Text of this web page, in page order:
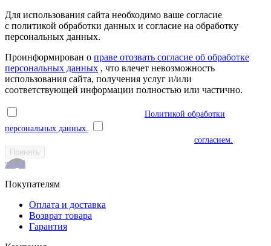
Для использования сайта необходимо ваше согласие
с политикой обработки данных и согласие на обработку
персональных данных.
Проинформирован о праве отозвать согласие об обработке
персональных данных , что влечет невозможность
использования сайта, получения услуг и/или
соответствующей информации полностью или частично.
Политикой обработки
персональных данных.
согласием.
Принять
scroll
Покупателям
Оплата и доставка
Возврат товара
Гарантия